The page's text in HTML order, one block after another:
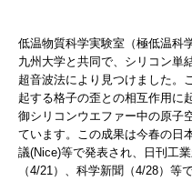
低温物質科学実験室（極低温科
九州大学と共同で、シリコン単
超音波法により見つけました。
起する格子の歪との相互作用に
御シリコンウエファー中の原子
ています。この成果は今春の日
議(Nice)等で発表され、日刊工
（4/21）、科学新聞（4/28）等